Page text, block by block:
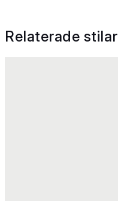
Relaterade stilar